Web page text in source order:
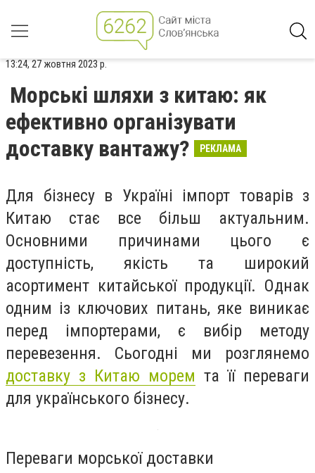
13:24, 27 жовтня 2023 р.
Морські шляхи з китаю: як
ефективно організувати
доставку вантажу?
РЕКЛАМА
Для бізнесу в Україні імпорт товарів з
Китаю стає все більш актуальним.
Основними причинами цього є
доступність, якість та широкий
асортимент китайської продукції. Однак
одним із ключових питань, яке виникає
перед імпортерами, є вибір методу
перевезення. Сьогодні ми розглянемо
доставку з Китаю морем та її переваги
для українського бізнесу.
Переваги морської доставки